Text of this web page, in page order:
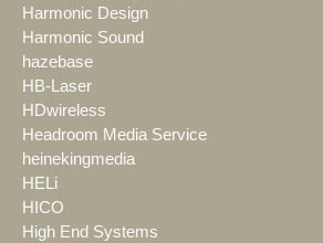
Harmonic Design
Harmonic Sound
hazebase
HB-Laser
HDwireless
Headroom Media Service
heinekingmedia
HELi
HICO
High End Systems